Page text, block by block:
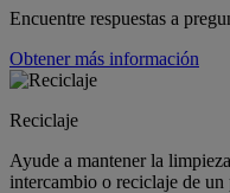
Encuentre respuestas a
Obtener más información
Reciclaje
Ayude a mantener la
intercambio o reciclaje de